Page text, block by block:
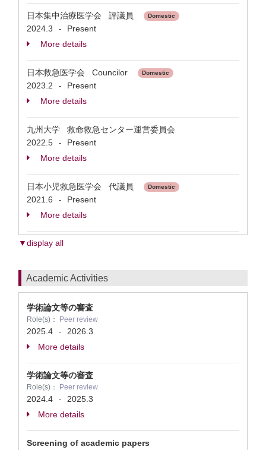
日本集中治療医学会 評議員 Domestic
2024.3 -
Present
More details
日本救急医学会 Councilor Domestic
2023.2 -
Present
More details
九州大学 救命救急センター運営委員会
2022.5
-
Present
More details
日本小児救急医学会 代議員 Domestic
2021.6 -
Present
More details
▼display all
Academic Activities
学術論文等の審査
Role(s)： Peer review
2025.4 -
2026.3
More details
学術論文等の審査
Role(s)： Peer review
2024.4 -
2025.3
More details
Screening of academic papers